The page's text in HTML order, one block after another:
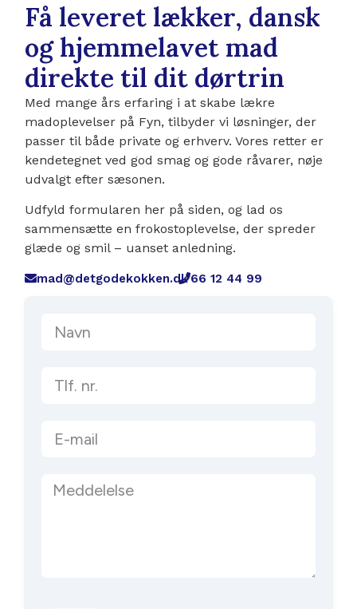
Få leveret lækker, dansk
og hjemmelavet mad
direkte til dit dørtrin
Med mange års erfaring i at skabe lækre
madoplevelser på Fyn, tilbyder vi løsninger, der
passer til både private og erhverv. Vores retter er
kendetegnet ved god smag og gode råvarer, nøje
udvalgt efter sæsonen.
Udfyld formularen her på siden, og lad os
sammensætte en frokostoplevelse, der spreder
glæde og smil – uanset anledning.
mad@detgodekokken.dk66 12 44 99